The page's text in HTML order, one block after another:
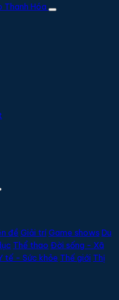
Thanh Hóa
đề Giải trí Game shows Du
Thể thao Đời sống - Xã
tế - Sức khỏe Thế giới Thị